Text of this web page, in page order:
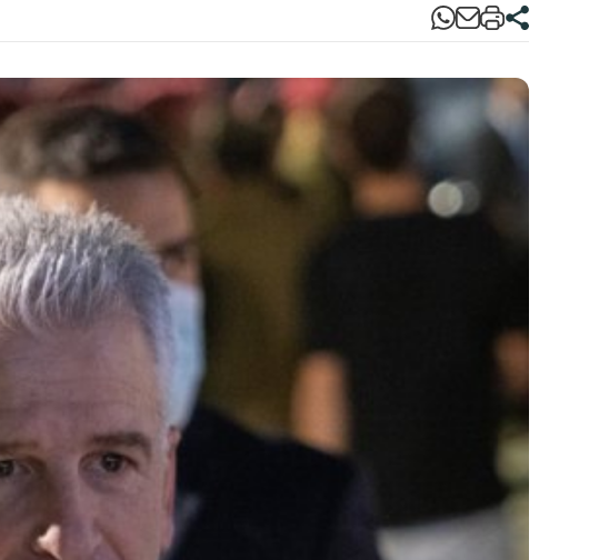
הפיילוט רק
בשטח, עוד
הצלחה.
שהתקיימו
הפרמטרים
הוחלט מי
הפיקוח
המעורה
סוכם מועד
הערכות שזה